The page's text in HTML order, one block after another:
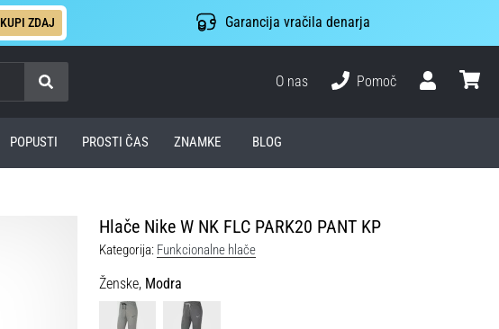
KUPI ZDAJ Garancija vračila denarja
Iskanje
O nas
Pomoč
POPUSTI PROSTI ČAS ZNAMKE BLOG
Hlače Nike W NK FLC PARK20 PANT KP
Kategorija: Funkcionalne hlače
Ženske, Modra